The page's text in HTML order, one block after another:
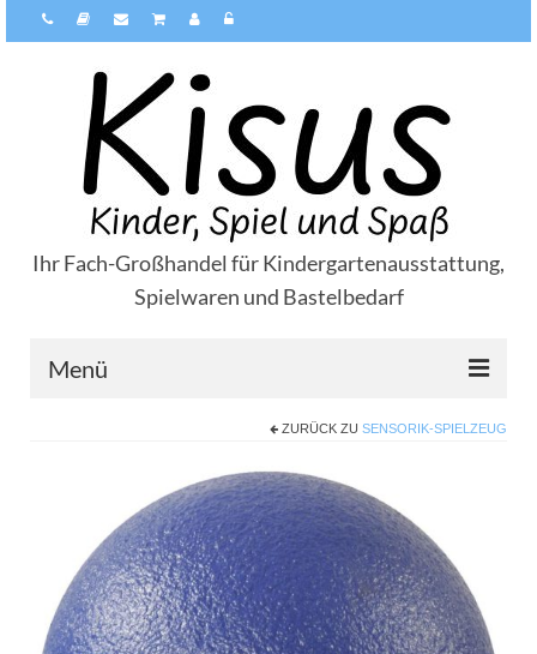
Ihr Fach-Großhandel für Kindergartenausstattung,
Spielwaren und Bastelbedarf
Menü
Versandarten
Kisus Katalog anfordern
Newsletter
ZURÜCK ZU SENSORIK-SPIELZEUG